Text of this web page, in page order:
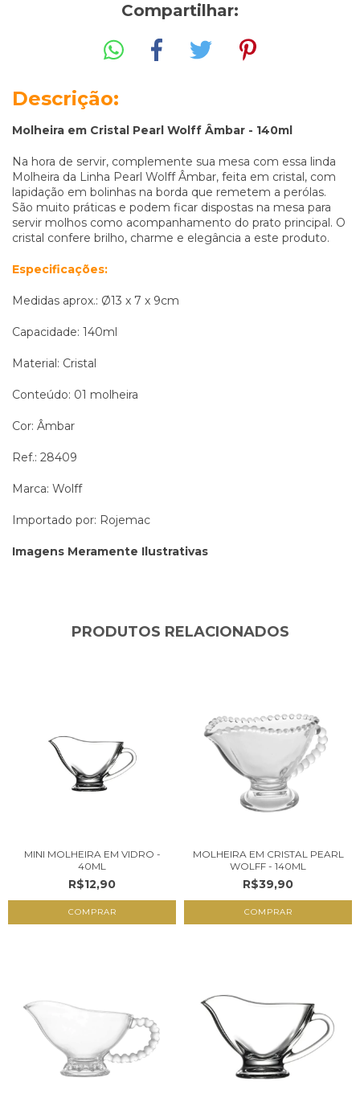
Compartilhar:
Descrição:
Molheira em Cristal Pearl Wolff Âmbar - 140ml
Na hora de servir, complemente sua mesa com essa linda
Molheira da Linha Pearl Wolff Âmbar, feita em cristal, com
lapidação em bolinhas na borda que remetem a perólas.
São muito práticas e podem ficar dispostas na mesa para
servir molhos como acompanhamento do prato principal. O
cristal confere brilho, charme e elegância a este produto.
Especificações:
Medidas aprox.: Ø13 x 7 x 9cm
Capacidade: 140ml
Material: Cristal
Conteúdo: 01 molheira
Cor: Âmbar
Ref.: 28409
Marca: Wolff
Importado por: Rojemac
Imagens Meramente Ilustrativas
PRODUTOS RELACIONADOS
MINI MOLHEIRA EM VIDRO -
40ML
R$12,90
MOLHEIRA EM CRISTAL PEARL
WOLFF - 140ML
R$39,90